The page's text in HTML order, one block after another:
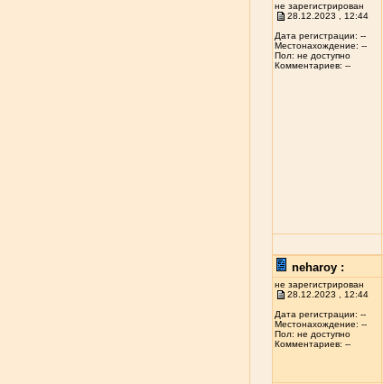
не зарегистрирован
28.12.2023 , 12:44
Дата регистрации: --
Местонахождение: --
Пол: не доступно
Комментариев: --
neharoy :
не зарегистрирован
28.12.2023 , 12:44
Дата регистрации: --
Местонахождение: --
Пол: не доступно
Комментариев: --